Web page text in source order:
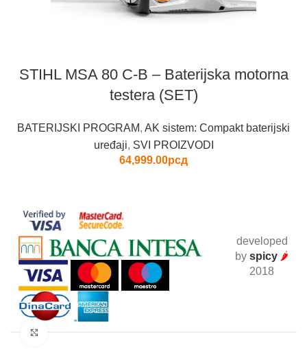
Click to enlarge
STIHL MSA 80 C-B – Baterijska motorna
testera (SET)
BATERIJSKI PROGRAM, AK sistem: Compakt baterijski
uređaji, SVI PROIZVODI
64,999.00рсд
developed
by spicy 🌶
2018